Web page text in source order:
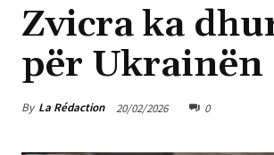
Zvicra ka
për
By La Rédaction 20/02/2026 0